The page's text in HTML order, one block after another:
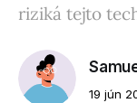
riziká tejto
19 jún